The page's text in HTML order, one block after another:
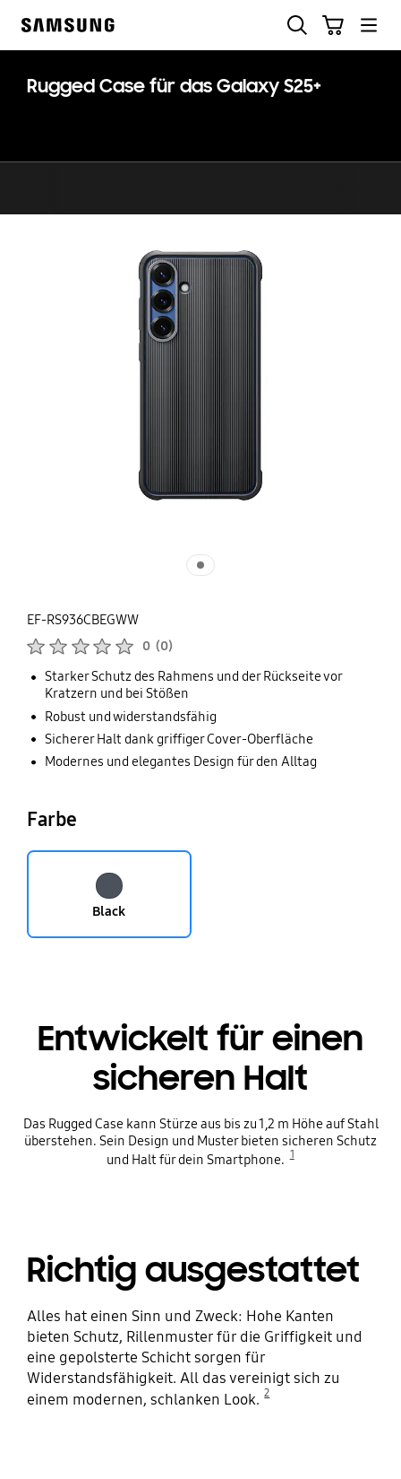
Rugged Case für das Galaxy S25+
EF-RS936CBEGWW
0 (0)
Starker Schutz des Rahmens und der Rückseite vor
Kratzern und bei Stößen
Robust und widerstandsfähig
Sicherer Halt dank griffiger Cover-Oberfläche
Modernes und elegantes Design für den Alltag
Farbe
Black
Entwickelt für einen
sicheren Halt
Das Rugged Case kann Stürze aus bis zu 1,2 m Höhe auf Stahl
überstehen. Sein Design und Muster bieten sicheren Schutz
und Halt für dein Smartphone. 1
Richtig ausgestattet
Alles hat einen Sinn und Zweck: Hohe Kanten
bieten Schutz, Rillenmuster für die Griffigkeit und
eine gepolsterte Schicht sorgen für
Widerstandsfähigkeit. All das vereinigt sich zu
einem modernen, schlanken Look. 2